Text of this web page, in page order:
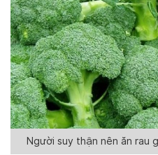
Người suy thận nên ăn rau